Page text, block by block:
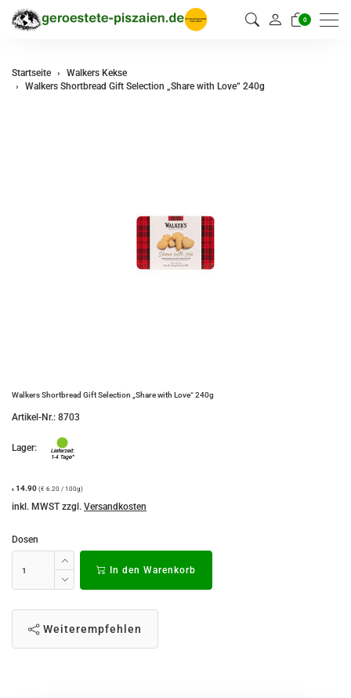
0
Startseite
Walkers Kekse
Walkers Shortbread Gift Selection „Share with Love“ 240g
Walkers Shortbread Gift Selection „Share with Love“ 240g
Artikel-Nr.: 8703
Lager:
€ 14.90 (€ 6.20 / 100g)
inkl. MWST zzgl. Versandkosten
Dosen
In den Warenkorb
Weiterempfehlen